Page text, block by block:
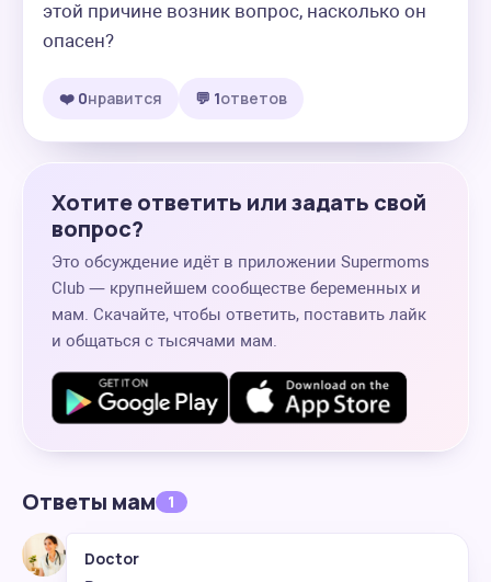
этой причине возник вопрос, насколько он
опасен?
❤️ 0нравится 💬 1ответов
Хотите ответить или задать свой
вопрос?
Это обсуждение идёт в приложении Supermoms
Club — крупнейшем сообществе беременных и
мам. Скачайте, чтобы ответить, поставить лайк
и общаться с тысячами мам.
Ответы мам 1
Doctor